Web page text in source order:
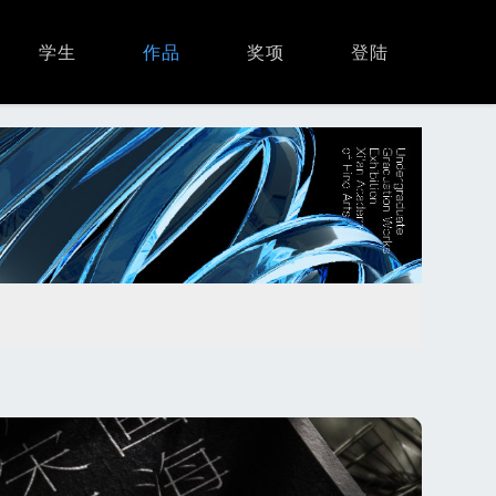
学生 作品 奖项 登陆